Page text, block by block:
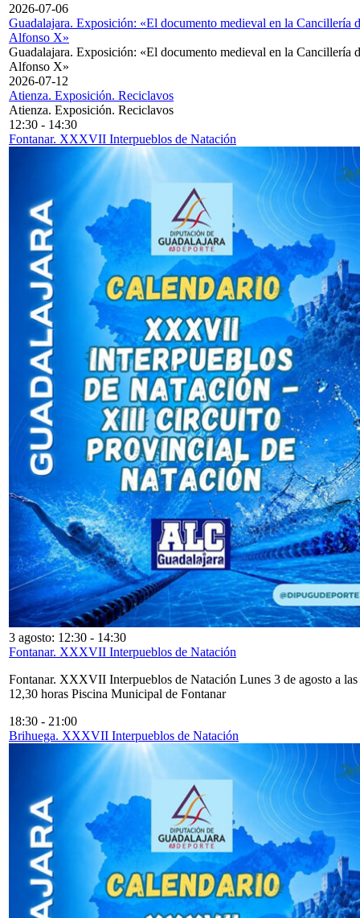
2026-07-06
Guadalajara. Exposición: «El documento medieval en la Cancillería
Alfonso X»
Guadalajara. Exposición: «El documento medieval en la Cancillería
Alfonso X»
2026-07-12
Atienza. Exposición. Reciclavos
Atienza. Exposición. Reciclavos
12:30 - 14:30
Fontanar. XXXVII Interpueblos de Natación
3 agosto: 12:30 - 14:30
Fontanar. XXXVII Interpueblos de Natación
Fontanar. XXXVII Interpueblos de Natación Lunes 3 de agosto a las
12,30 horas Piscina Municipal de Fontanar
18:30 - 21:00
Brihuega. XXXVII Interpueblos de Natación